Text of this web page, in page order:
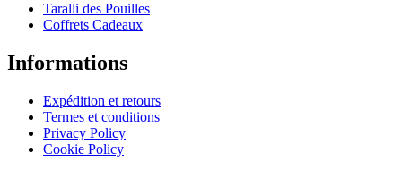
Taralli des Pouilles
Coffrets Cadeaux
Informations
Expédition et retours
Termes et conditions
Privacy Policy
Cookie Policy